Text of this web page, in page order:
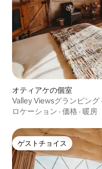
オティアケの個室
Valley Viewsグランピン
ロケーション · 価格 · 暖房
ゲストチョイス
ゲストチョイス